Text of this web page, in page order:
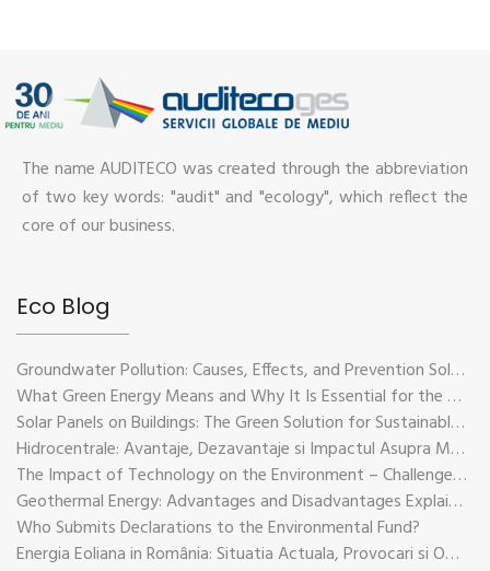
The name AUDITECO was created through the abbreviation
of two key words: "audit" and "ecology", which reflect the
core of our business.
Eco Blog
Groundwater Pollution: Causes, Effects, and Prevention Solutions
What Green Energy Means and Why It Is Essential for the Future of the Planet
Solar Panels on Buildings: The Green Solution for Sustainable Energy
Hidrocentrale: Avantaje, Dezavantaje si Impactul Asupra Mediului
The Impact of Technology on the Environment – Challenges and Sustainable Solutions
Geothermal Energy: Advantages and Disadvantages Explained in Plain Language
Who Submits Declarations to the Environmental Fund?
Energia Eoliana in România: Situatia Actuala, Provocari si Oportunitati